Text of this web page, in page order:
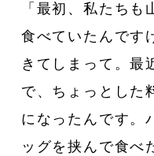
「最初、私たち
食べていたんです
きてしまって。最
で、ちょっとした
になったんです。
ッグを挟んで食べ